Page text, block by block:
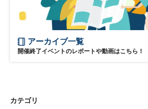
アーカイブ一覧
開催終了イベントのレポートや動画はこちら！
カテゴリ